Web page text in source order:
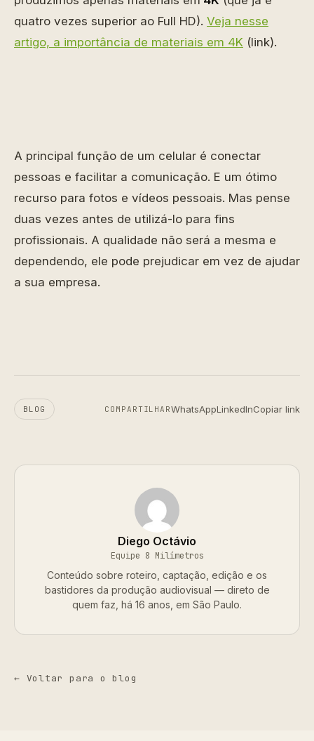
quatro vezes superior ao Full HD). Veja nesse
artigo, a importância de materiais em 4K (link).
A principal função de um celular é conectar
pessoas e facilitar a comunicação. E um ótimo
recurso para fotos e vídeos pessoais. Mas pense
duas vezes antes de utilizá-lo para fins
profissionais. A qualidade não será a mesma e
dependendo, ele pode prejudicar em vez de ajudar
a sua empresa.
BLOG COMPARTILHARWhatsAppLinkedInCopiar link
Diego Octávio
Equipe 8 Milímetros
Conteúdo sobre roteiro, captação, edição e os
bastidores da produção audiovisual — direto de
quem faz, há 16 anos, em São Paulo.
← Voltar para o blog